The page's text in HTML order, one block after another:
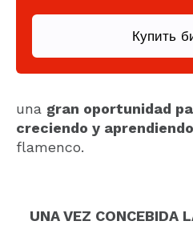
Купить
una gran oportunidad
creciendo y aprendiendo
flamenco.
UNA VEZ CONCEBIDA